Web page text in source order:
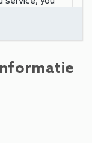
the
you